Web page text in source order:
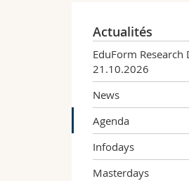
Actualités
EduForm Research
21.10.2026
News
Agenda
Infodays
Masterdays